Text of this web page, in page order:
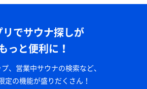
リでサウナ探しが
っと便利に！
、営業中サウナの検索など、
定の機能が盛りだくさん！